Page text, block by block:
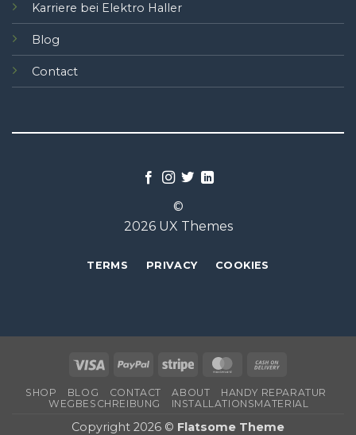
Karriere bei Elektro Haller
Blog
Contact
©
2026 UX Themes
TERMS PRIVACY COOKIES
Visa PayPal Stripe MasterCard
Delivery
SHOP BLOG CONTACT ABOUT
HANDY REPARATUR
WEGBESCHREIBUNG
INSTALLATIONSMATERIAL
Copyright 2026 © Flatsome Theme